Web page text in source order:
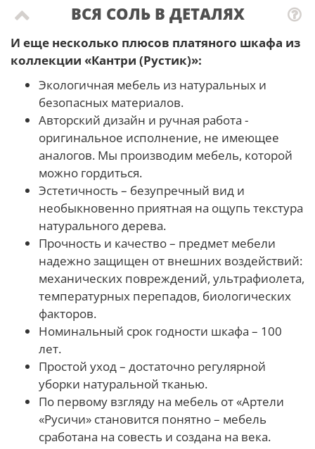
ВСЯ СОЛЬ В ДЕТАЛЯХ
И еще несколько плюсов платяного шкафа из
коллекции «Кантри (Рустик)»:
Экологичная мебель из натуральных и
безопасных материалов.
Авторский дизайн и ручная работа -
оригинальное исполнение, не имеющее
аналогов. Мы производим мебель, которой
можно гордиться.
Эстетичность – безупречный вид и
необыкновенно приятная на ощупь текстура
натурального дерева.
Прочность и качество – предмет мебели
надежно защищен от внешних воздействий:
механических повреждений, ультрафиолета,
температурных перепадов, биологических
факторов.
Номинальный срок годности шкафа – 100
лет.
Простой уход – достаточно регулярной
уборки натуральной тканью.
По первому взгляду на мебель от «Артели
«Русичи» становится понятно – мебель
сработана на совесть и создана на века.